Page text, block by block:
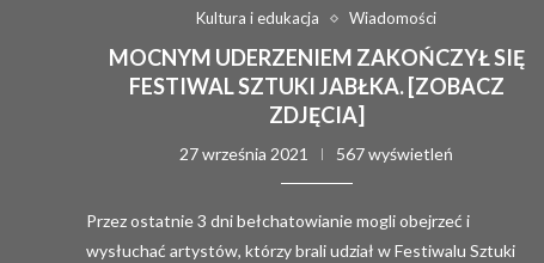
Kultura i edukacja Wiadomości
MOCNYM UDERZENIEM ZAKOŃCZYŁ SIĘ
FESTIWAL SZTUKI JABŁKA. [ZOBACZ
ZDJĘCIA]
27 września 2021 567 wyświetleń
Przez ostatnie 3 dni bełchatowianie mogli obejrzeć i
wysłuchać artystów, którzy brali udział w Festiwalu Sztuki